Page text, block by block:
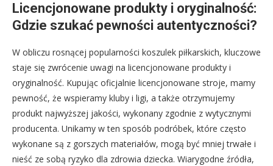
Licencjonowane produkty i oryginalność:
Gdzie szukać pewności autentyczności?
W obliczu rosnącej popularności koszulek piłkarskich, kluczowe
staje się zwrócenie uwagi na licencjonowane produkty i
oryginalność. Kupując oficjalnie licencjonowane stroje, mamy
pewność, że wspieramy kluby i ligi, a także otrzymujemy
produkt najwyższej jakości, wykonany zgodnie z wytycznymi
producenta. Unikamy w ten sposób podróbek, które często
wykonane są z gorszych materiałów, mogą być mniej trwałe i
nieść ze sobą ryzyko dla zdrowia dziecka. Wiarygodne źródła,